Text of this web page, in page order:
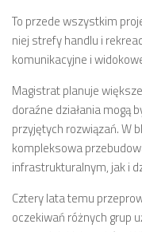
Sesje
Biuletyn
numer 6(16)/2022
numer 4-5(14-15)/
numer 2-3(12-13)/
numer 1(11)/2020
numer 2-3(10)/2019
numer 1-2(9)/2019
To przede wszystkim
niej strefy handlu i
komunikacyjne i
Magistrat planuje
doraźne działania mogą
przyjętych rozwiązań. W
kompleksowa
infrastrukturalnym, jak i
Cztery lata temu
oczekiwań różnych grup